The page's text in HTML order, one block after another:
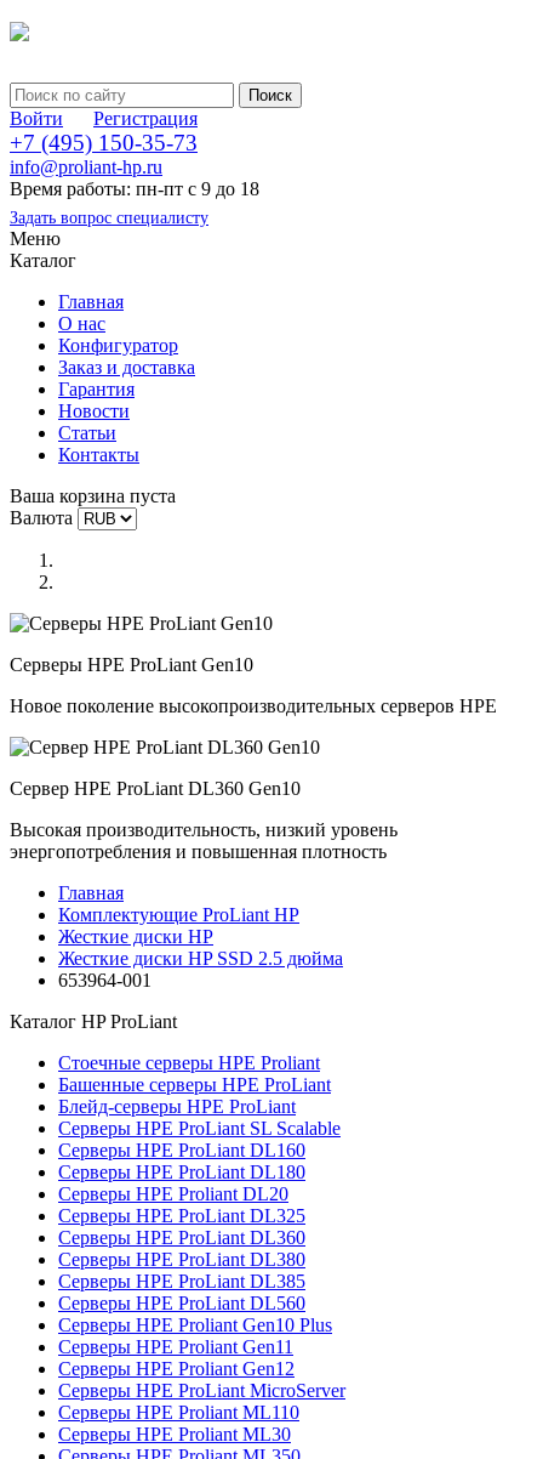
Войти Регистрация
+7 (495) 150-35-73
info@proliant-hp.ru
Время работы: пн-пт с 9 до 18
Задать вопрос специалисту
Меню
Каталог
Главная
О нас
Конфигуратор
Заказ и доставка
Гарантия
Новости
Статьи
Контакты
Ваша корзина пуста
Валюта
Серверы HPE ProLiant Gen10
Новое поколение высокопроизводительных серверов HPE
Сервер HPE ProLiant DL360 Gen10
Высокая производительность, низкий уровень
энергопотребления и повышенная плотность
Главная
Комплектующие ProLiant HP
Жесткие диски HP
Жесткие диски HP SSD 2.5 дюйма
653964-001
Каталог HP ProLiant
Стоечные серверы HPE Proliant
Башенные серверы HPE ProLiant
Блейд-серверы HPE ProLiant
Серверы HPE ProLiant SL Scalable
Серверы HPE ProLiant DL160
Серверы HPE ProLiant DL180
Серверы HPE Proliant DL20
Серверы HPE ProLiant DL325
Серверы HPE ProLiant DL360
Серверы HPE ProLiant DL380
Серверы HPE ProLiant DL385
Серверы HPE ProLiant DL560
Серверы HPE Proliant Gen10 Plus
Серверы HPE Proliant Gen11
Серверы HPE Proliant Gen12
Серверы HPE ProLiant MicroServer
Серверы HPE Proliant ML110
Серверы HPE Proliant ML30